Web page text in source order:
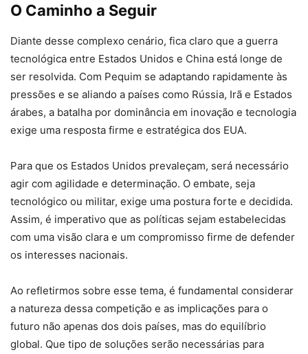
O Caminho a Seguir
Diante desse complexo cenário, fica claro que a guerra
tecnológica entre Estados Unidos e China está longe de
ser resolvida. Com Pequim se adaptando rapidamente às
pressões e se aliando a países como Rússia, Irã e Estados
árabes, a batalha por dominância em inovação e tecnologia
exige uma resposta firme e estratégica dos EUA.
Para que os Estados Unidos prevaleçam, será necessário
agir com agilidade e determinação. O embate, seja
tecnológico ou militar, exige uma postura forte e decidida.
Assim, é imperativo que as políticas sejam estabelecidas
com uma visão clara e um compromisso firme de defender
os interesses nacionais.
Ao refletirmos sobre esse tema, é fundamental considerar
a natureza dessa competição e as implicações para o
futuro não apenas dos dois países, mas do equilíbrio
global. Que tipo de soluções serão necessárias para